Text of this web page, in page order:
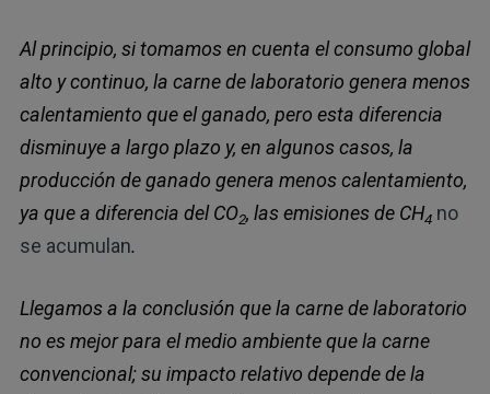
Al principio, si tomamos en cuenta el consumo global
alto y continuo, la carne de laboratorio genera menos
calentamiento que el ganado, pero esta diferencia
disminuye a largo plazo y, en algunos casos, la
producción de ganado genera menos calentamiento,
ya que a diferencia del CO2, las emisiones de CH4no
se acumulan.
Llegamos a la conclusión que la carne de laboratorio
no es mejor para el medio ambiente que la carne
convencional; su impacto relativo depende de la